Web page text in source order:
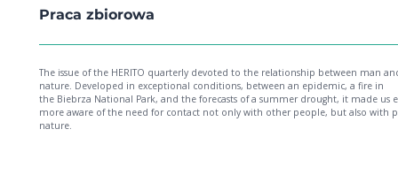
Praca zbiorowa
The issue of the HERITO quarterly devoted to the relationship between man
nature. Developed in exceptional conditions, between an epidemic, a fire in
the Biebrza National Park, and the forecasts of a summer drought, it made us
more aware of the need for contact not only with other people, but also with
nature.